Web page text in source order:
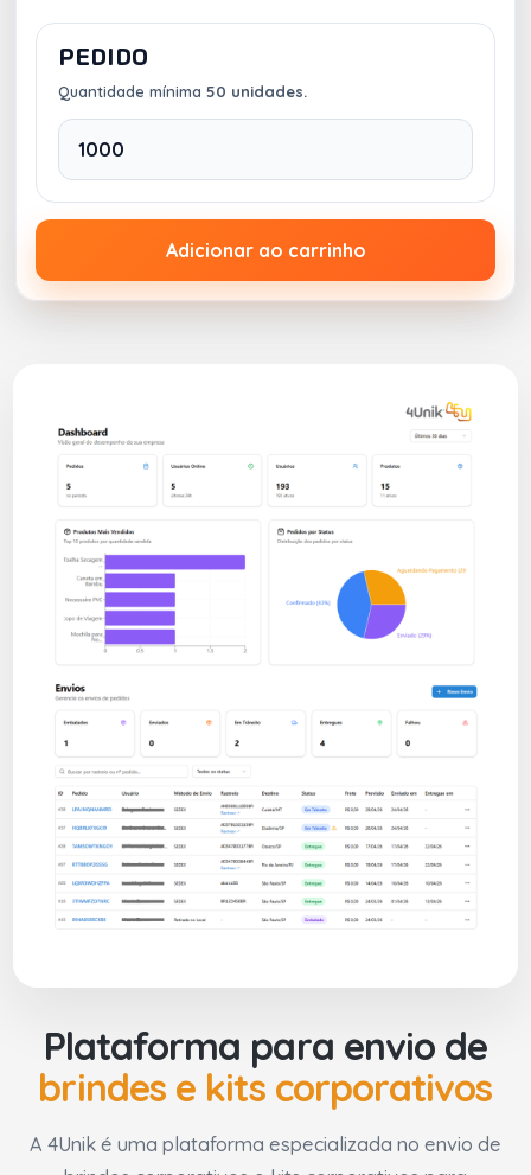
PEDIDO
Quantidade mínima 50 unidades.
Adicionar ao carrinho
Plataforma para envio de
brindes e kits corporativos
A 4Unik é uma plataforma especializada no envio de